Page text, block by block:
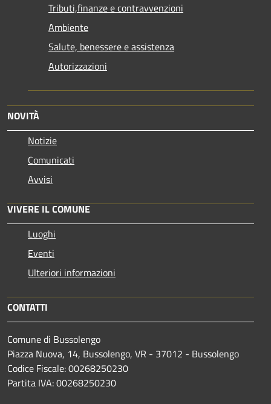
Tributi,finanze e contravvenzioni
Ambiente
Salute, benessere e assistenza
Autorizzazioni
NOVITÀ
Notizie
Comunicati
Avvisi
VIVERE IL COMUNE
Luoghi
Eventi
Ulteriori informazioni
CONTATTI
Comune di Bussolengo
Piazza Nuova, 14, Bussolengo, VR - 37012 - Bussolengo
Codice Fiscale: 00268250230
Partita IVA: 00268250230